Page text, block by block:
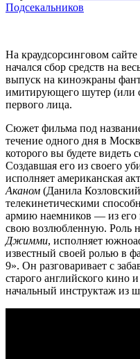
Подсекальников
На краудсорсинговом сайте
начался сбор средств на
выпуск на киноэкраны
имитирующего шутер (или
первого лица.
Сюжет фильма под
течение одного дня в
которого вы будете
Создавшая его из своего
исполняет американская
Аканом (Данила
телекинетическими
армию наемников — из его
свою возлюбленную. Роль
Джимми, исполняет
известный своей ролью в
9». Он разговаривает с
старого английского кино
начальный инструктаж из